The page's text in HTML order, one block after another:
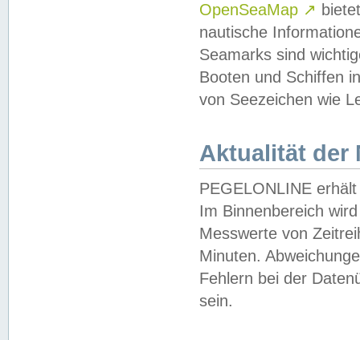
OpenSeaMap ↗
nautische
Seamarks sind
Booten und Schiffen
von Seezeichen wie
Aktualität der
PEGELONLINE
Im Binnenbereich
Messwerte von
Minuten.
Fehlern bei der
sein.